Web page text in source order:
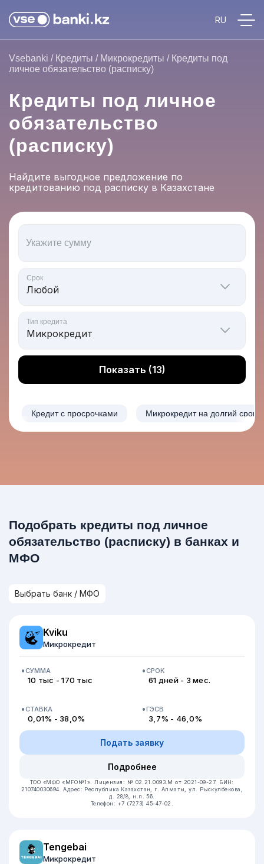
Vsebanki / Кредиты / Микрокредиты / Кредиты под
личное обязательство (расписку)
Кредиты под личное
обязательство
(расписку)
Найдите выгодное предложение по
кредитованию под расписку в Казахстане
Укажите сумму
Срок
Тип кредита
Показать (13)
Кредит с просрочками Микрокредит на долгий срок
Подобрать кредиты под личное
обязательство (расписку) в банках и
МФО
Kviku
Микрокредит
СУММА
10 тыс - 170 тыс
СРОК
61 дней - 3 мес.
СТАВКА
0,01% - 38,0%
ГЭСВ
3,7% - 46,0%
Подать заявку
Подробнее
ТОО «МФО «MFO№1». Лицензия: № 02.21.0093.М от 2021-09-27. БИН:
210740030694.Адрес: Республика Казахстан, г. Алматы, ул. Рыскулбекова,
д. 28/8, н.п. 56.
Телефон: +7 (7273) 45-47-02.
Tengebai
Микрокредит